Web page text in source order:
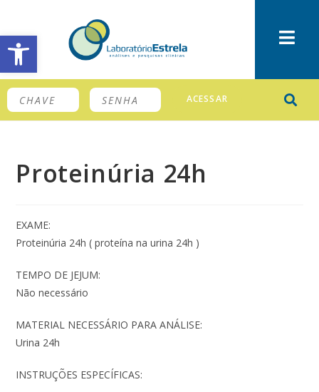
Barra de Ferramentas Aberta
ACESSAR
Proteinúria 24h
EXAME:
Proteinúria 24h ( proteína na urina 24h )
TEMPO DE JEJUM:
Não necessário
MATERIAL NECESSÁRIO PARA ANÁLISE:
Urina 24h
INSTRUÇÕES ESPECÍFICAS: